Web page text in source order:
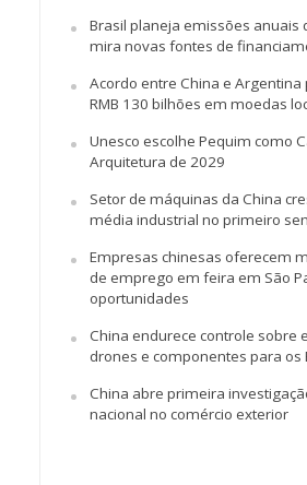
Brasil planeja emissões anuais
mira novas fontes de
Acordo entre China e Argentina
RMB 130 bilhões em moedas
Unesco escolhe Pequim como
Arquitetura de 2029
Setor de máquinas da China
média industrial no primeiro
Empresas chinesas oferecem
de emprego em feira em São
oportunidades
China endurece controle sobre
drones e componentes para os
China abre primeira
nacional no comércio exterior